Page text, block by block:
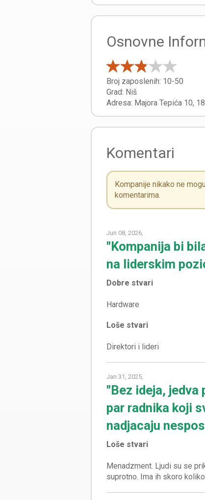
Osnovne
Broj zaposlenih: 10-50
Grad: Niš
Adresa: Majora Tepića 10,
Komentari
Kompanije nikako ne
komentarima.
Jun 08, 2026,
"Kompanija bi
na liderskim
Dobre stvari
Loše stvari
Jan 31, 2025,
"Bez ideja,
par radnika koji
nadjacaju
Loše stvari
Menadzment. Ljudi su se